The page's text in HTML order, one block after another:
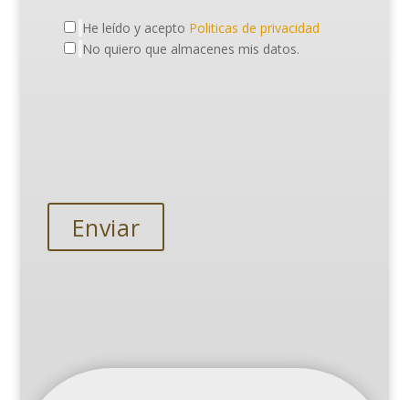
He leído y acepto Politicas de privacidad
No quiero que almacenes mis datos.